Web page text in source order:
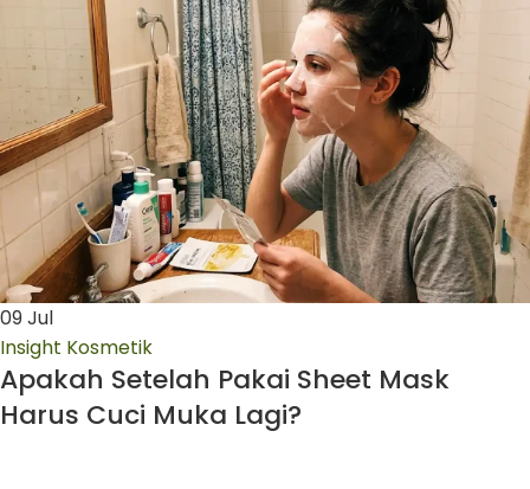
09Jul
Insight Kosmetik
Apakah Setelah Pakai Sheet Mask
Harus Cuci Muka Lagi?